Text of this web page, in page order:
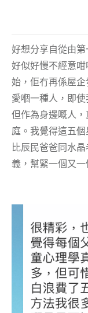
好想分享自從由
好似好慢不經意
始，佢冇再係屋
愛嗰一種人，即
但作為身邊嘅人
庭。我覺得這五
比辰民爸爸同水
義，幫緊一個又